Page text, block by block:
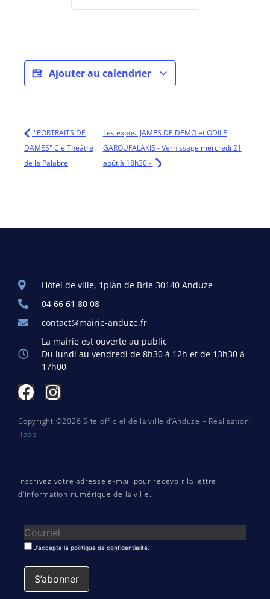
Ajouter au calendrier
"PORTRAITS DE
DAMES" Cie Théâtre
de la Palabre
Les expos: JAMES DE DEMO et ODILE
GAROUFALAKIS - Vernissage mercredi 21
août à 18h30 -
Hôtel de ville, 1plan de Brie 30140 Anduze
04 66 61 80 08
contact@mairie-anduze.fr
La mairie est ouverte au public
Du lundi au vendredi de 8h30 à 12h et de 13h30 à
17h00
Copyright ©2026 Site officiel de la ville d’Anduze – Réalisation
iloop
Inscrivez votre adresse e-mail pour recevoir la lettre
d’information numérique de la ville.
J'accepte la poilitique de confidentialité.